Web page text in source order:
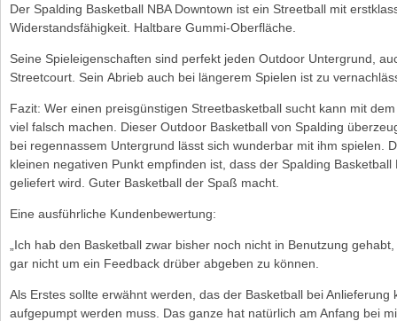
Der Spalding Basketball NBA Downtown ist ein Streetball mit
Widerstandsfähigkeit. Haltbare Gummi-Oberfläche.
Seine Spieleigenschaften sind perfekt jeden Outdoor Untergrund,
Streetcourt. Sein Abrieb auch bei längerem Spielen ist zu
Fazit: Wer einen preisgünstigen Streetbasketball sucht kann mit
viel falsch machen. Dieser Outdoor Basketball von Spalding
bei regennassem Untergrund lässt sich wunderbar mit ihm spielen.
kleinen negativen Punkt empfinden ist, dass der Spalding
geliefert wird. Guter Basketball der Spaß macht.
Eine ausführliche Kundenbewertung:
„Ich hab den Basketball zwar bisher noch nicht in Benutzung
gar nicht um ein Feedback drüber abgeben zu können.
Als Erstes sollte erwähnt werden, das der Basketball bei
aufgepumpt werden muss. Das ganze hat natürlich am Anfang bei